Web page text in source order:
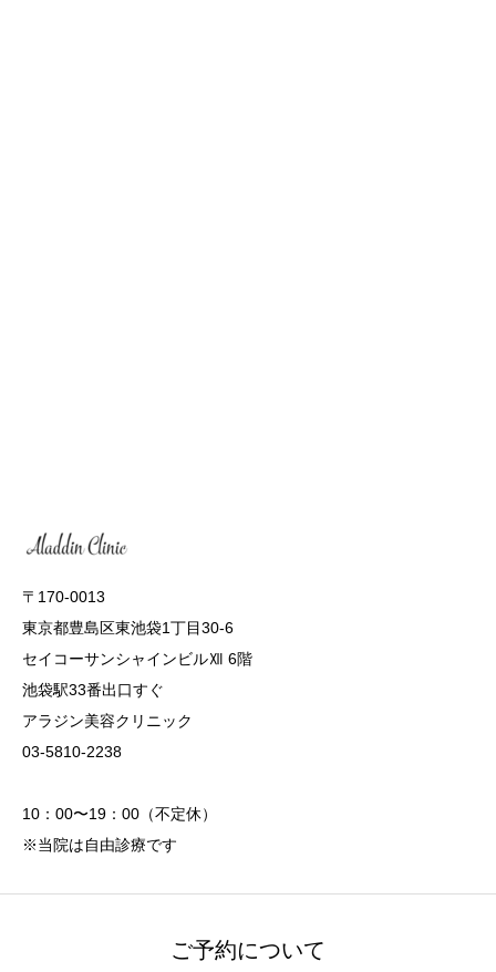
〒170-0013
東京都豊島区東池袋1丁目30-6
セイコーサンシャインビルⅫ 6階
池袋駅33番出口すぐ
アラジン美容クリニック
03-5810-2238
10：00〜19：00（不定休）
※当院は自由診療です
ご予約について